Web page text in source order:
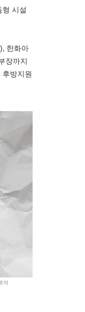
시설
한화아
장까지
방지원
석